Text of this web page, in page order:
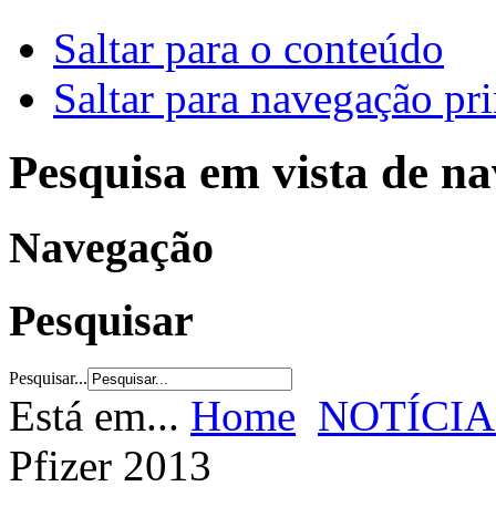
Saltar para o conteúdo
Saltar para navegação
Pesquisa em vista de
Navegação
Pesquisar
Pesquisar...
Está em... Home
Pfizer 2013